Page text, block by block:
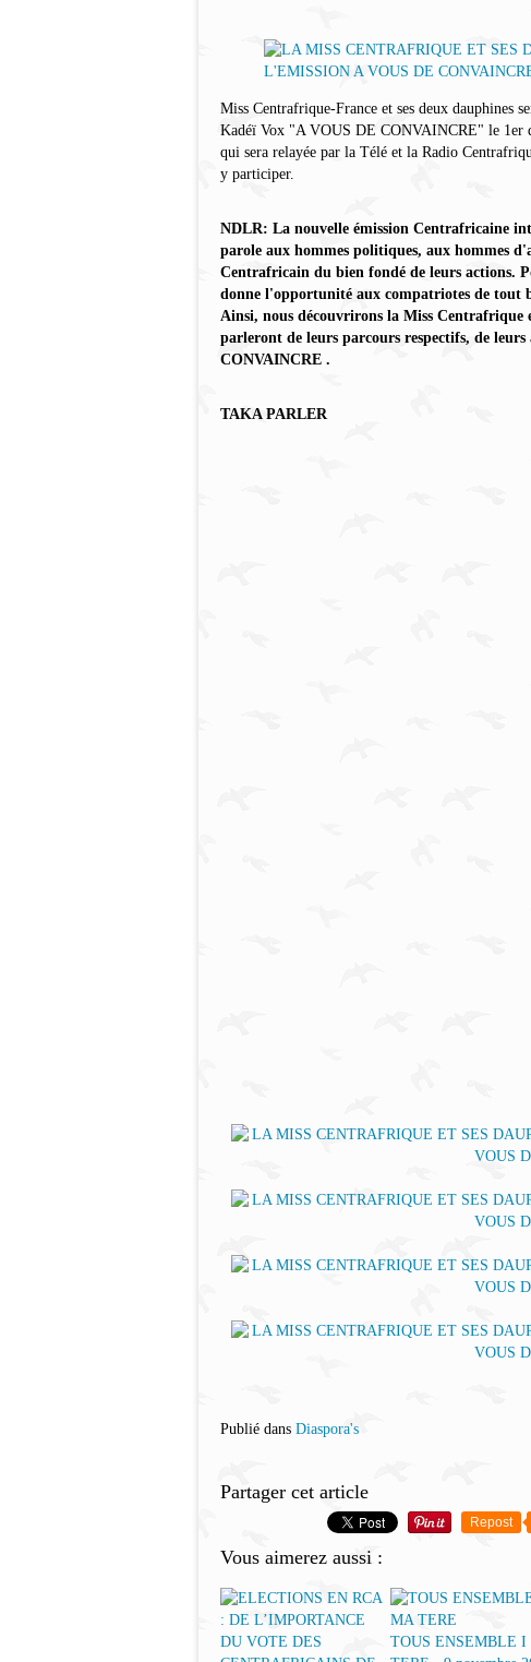
Miss Centrafrique-France et ses deux dauphines
Kadéï Vox "A VOUS DE CONVAINCRE" le 1er
qui sera relayée par la Télé et la Radio
y participer.
NDLR: La nouvelle émission Centrafricaine
parole aux hommes politiques, aux hommes
Centrafricain du bien fondé de leurs actions.
donne l'opportunité aux compatriotes de tout
Ainsi, nous découvrirons la Miss Centrafrique
parleront de leurs parcours respectifs, de
CONVAINCRE .
TAKA PARLER
Publié dans Diaspora's
Partager cet article
Repost
Vous aimerez aussi :
TOUS ENSEMBLE I